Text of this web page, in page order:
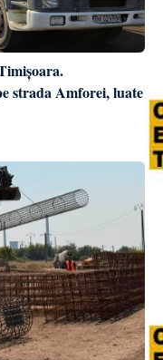
strada Amforei, luate